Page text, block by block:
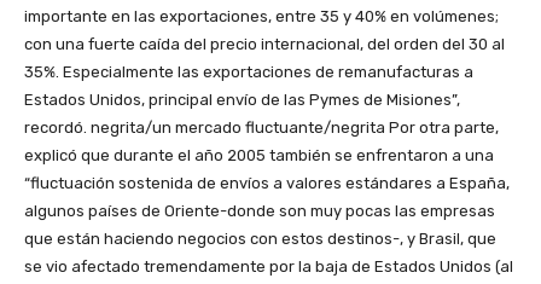
importante en las exportaciones, entre 35 y 40% en volúmenes;
con una fuerte caída del precio internacional, del orden del 30 al
35%. Especialmente las exportaciones de remanufacturas a
Estados Unidos, principal envío de las Pymes de Misiones”,
recordó. negrita/un mercado fluctuante/negrita Por otra parte,
explicó que durante el año 2005 también se enfrentaron a una
“fluctuación sostenida de envíos a valores estándares a España,
algunos países de Oriente-donde son muy pocas las empresas
que están haciendo negocios con estos destinos-, y Brasil, que
se vio afectado tremendamente por la baja de Estados Unidos (al